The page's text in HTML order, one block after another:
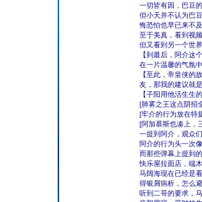
一切皆有因，巴豆
但小天并不认为巴
悔恐怕也早已来不
至于美真，看到视
但又看到另一个世
【到最后，阿介这
在一片温馨的气氛
【至此，帝皇侠的
友，那我的建议就
【子阳用他活生生
[肺雾之王这点阴招
[牢介的行为放在特
[阿加慕斯也凑上，
一提到阿介，观众
阿介的行为头一次
而那些弹幕上提到
快乐屋拉面店，端
马阔海现在已经是
得银屑病析，怎么
听到二哥的要求，